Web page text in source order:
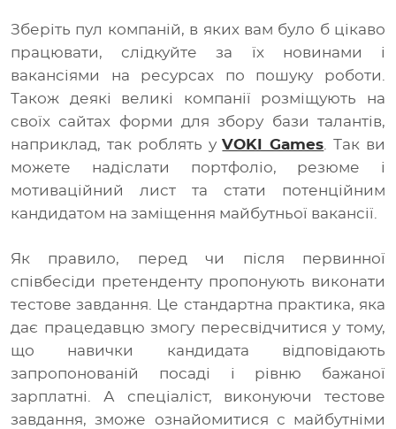
Зберіть пул компаній, в яких вам було б цікаво
працювати, слідкуйте за їх новинами і
вакансіями на ресурсах по пошуку роботи.
Також деякі великі компанії розміщують на
своїх сайтах форми для збору бази талантів,
наприклад, так роблять уVOKI Games. Так ви
можете надіслати портфоліо, резюме і
мотиваційний лист та стати потенційним
кандидатом на заміщення майбутньої вакансії.
Як правило, перед чи після первинної
співбесіди претенденту пропонують виконати
тестове завдання. Це стандартна практика, яка
дає працедавцю змогу пересвідчитися у тому,
що навички кандидата відповідають
запропонованій посаді і рівню бажаної
зарплатні. А спеціаліст, виконуючи тестове
завдання, зможе ознайомитися с майбутніми